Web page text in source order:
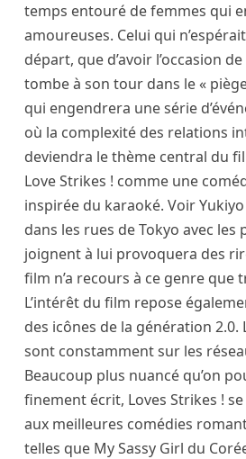
temps entouré de femmes qui
amoureuses. Celui qui
départ, que d’avoir l’occasion
tombe à son tour dans le « piège
qui engendrera une série
où la complexité des relations
deviendra le thème central du
Love Strikes ! comme une
inspirée du karaoké. Voir
dans les rues de Tokyo avec les
joignent à lui provoquera des
film n’a recours à ce genre que
L’intérêt du film repose
des icônes de la génération 2.0.
sont constamment sur les
Beaucoup plus nuancé qu’on
finement écrit, Loves Strikes !
aux meilleures comédies
telles que My Sassy Girl du